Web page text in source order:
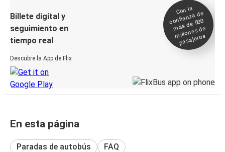
Billete digital y
seguimiento en
tiempo real
Descubre la App de Flix
Con la
confianza de
más de 500
millones de
pasajeros
En esta página
Paradas de autobús FAQ